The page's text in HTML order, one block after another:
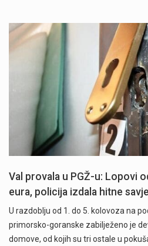
Val provala u PGŽ-u: Lopovi
eura, policija izdala hitne
U razdoblju od 1. do 5. kolovoza na
primorsko-goranske zabilježeno je
domove, od kojih su tri ostale u